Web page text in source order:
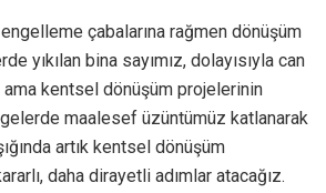
çabalarına rağmen dönüşüm
yıkılan bina sayımız, dolayısıyla can
ama kentsel dönüşüm projelerinin
maalesef üzüntümüz katlanarak
artık kentsel dönüşüm
daha dirayetli adımlar atacağız.